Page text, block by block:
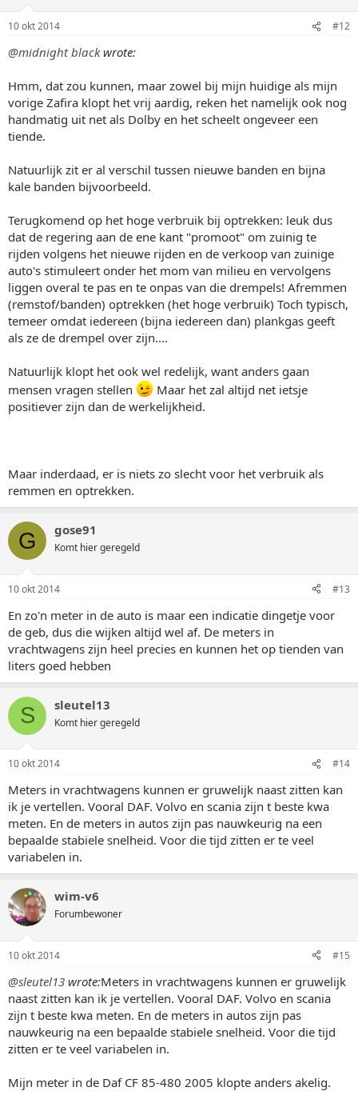
10 okt 2014 #12
@midnight blackwrote:
Hmm, dat zou kunnen, maar zowel bij mijn huidige als mijn
vorige Zafira klopt het vrij aardig, reken het namelijk ook nog
handmatig uit net als Dolby en het scheelt ongeveer een
tiende.
Natuurlijk zit er al verschil tussen nieuwe banden en bijna
kale banden bijvoorbeeld.
Terugkomend op het hoge verbruik bij optrekken: leuk dus
dat de regering aan de ene kant "promoot" om zuinig te
rijden volgens het nieuwe rijden en de verkoop van zuinige
auto's stimuleert onder het mom van milieu en vervolgens
liggen overal te pas en te onpas van die drempels! Afremmen
(remstof/banden) optrekken (het hoge verbruik) Toch typisch,
temeer omdat iedereen (bijna iedereen dan) plankgas geeft
als ze de drempel over zijn....
Natuurlijk klopt het ook wel redelijk, want anders gaan
mensen vragen stellen
Maar het zal altijd net ietsje
positiever zijn dan de werkelijkheid.
Maar inderdaad, er is niets zo slecht voor het verbruik als
remmen en optrekken.
G gose91
Komt hier geregeld
10 okt 2014 #13
En zo'n meter in de auto is maar een indicatie dingetje voor
de geb, dus die wijken altijd wel af. De meters in
vrachtwagens zijn heel precies en kunnen het op tienden van
liters goed hebben
S sleutel13
Komt hier geregeld
10 okt 2014 #14
Meters in vrachtwagens kunnen er gruwelijk naast zitten kan
ik je vertellen. Vooral DAF. Volvo en scania zijn t beste kwa
meten. En de meters in autos zijn pas nauwkeurig na een
bepaalde stabiele snelheid. Voor die tijd zitten er te veel
variabelen in.
wim-v6
Forumbewoner
10 okt 2014 #15
@sleutel13 wrote:Meters in vrachtwagens kunnen er gruwelijk
naast zitten kan ik je vertellen. Vooral DAF. Volvo en scania
zijn t beste kwa meten. En de meters in autos zijn pas
nauwkeurig na een bepaalde stabiele snelheid. Voor die tijd
zitten er te veel variabelen in.
Mijn meter in de Daf CF 85-480 2005 klopte anders akelig.